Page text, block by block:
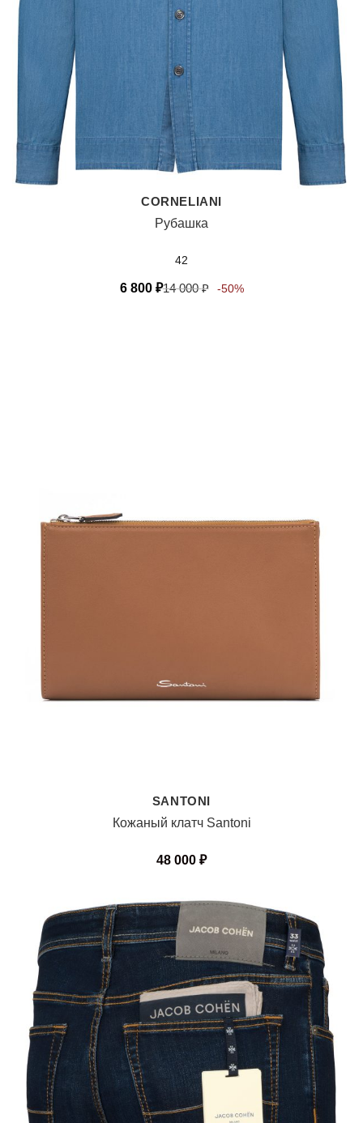
CORNELIANI
Рубашка
42
6 800 ₽14 000₽ -50%
SANTONI
Кожаный клатч Santoni
48 000 ₽